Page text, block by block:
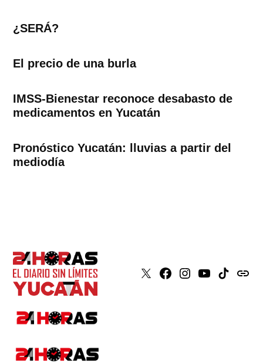
¿SERÁ?
El precio de una burla
IMSS-Bienestar reconoce desabasto de
medicamentos en Yucatán
Pronóstico Yucatán: lluvias a partir del
mediodía
X Faceboook
Instagram
YoutubeTiktokissuu